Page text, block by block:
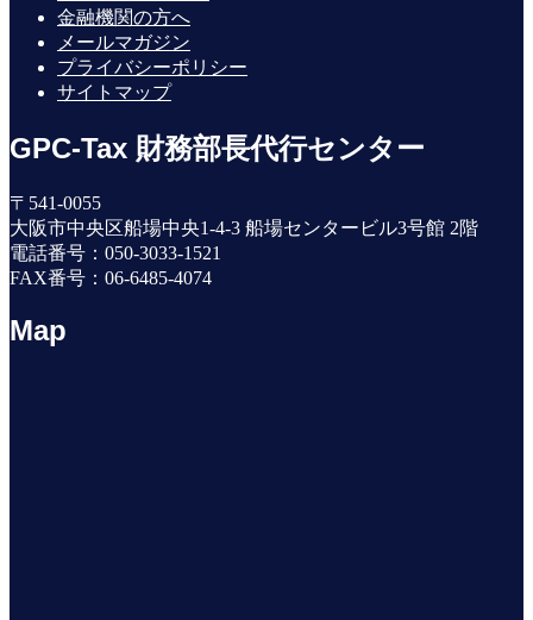
金融機関の方へ
メールマガジン
プライバシーポリシー
サイトマップ
GPC-Tax 財務部長代行センター
〒541-0055
大阪市中央区船場中央1-4-3 船場センタービル3号館 2階
電話番号：050-3033-1521
FAX番号：06-6485-4074
Map